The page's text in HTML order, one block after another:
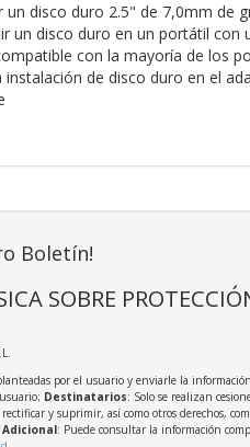
un disco duro 2.5" de 7,0mm de
un disco duro en un portátil
con la mayoría de los
instalación de disco duro en el
Boletín!
SOBRE
por el usuario y enviarle la
Destinatarios: Solo se realizan
rectificar y suprimir, así como otros derechos,
: Puede consultar la información